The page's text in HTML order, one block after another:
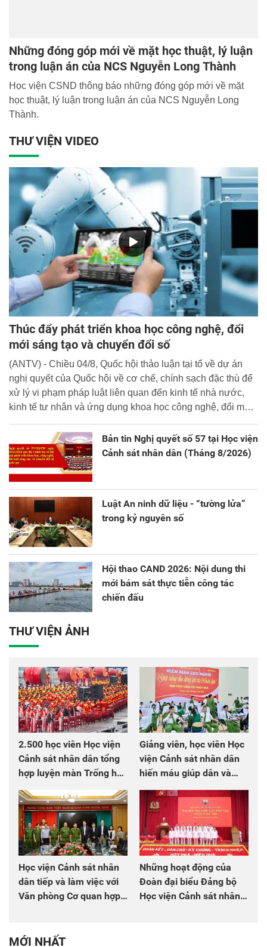
Những đóng góp mới về mặt học thuật, lý luận
trong luận án của NCS Nguyễn Long Thành
Học viện CSND thông báo những đóng góp mới về mặt
học thuật, lý luận trong luận án của NCS Nguyễn Long
Thành.
THƯ VIỆN VIDEO
Thúc đẩy phát triển khoa học công nghệ, đổi
mới sáng tạo và chuyển đổi số
(ANTV) - Chiều 04/8, Quốc hội thảo luận tại tổ về dự án
nghị quyết của Quốc hội về cơ chế, chính sạch đặc thù để
xử lý vi phạm pháp luật liên quan đến kinh tế nhà nước,
kinh tế tư nhân và ứng dụng khoa học công nghệ, đổi mới
sáng tạo và chuyển đổi số.
Bản tin Nghị quyết số 57 tại Học viện
Cảnh sát nhân dân (Tháng 8/2026)
Luật An ninh dữ liệu - “tường lửa”
trong kỷ nguyên số
Hội thao CAND 2026: Nội dung thi
mới bám sát thực tiễn công tác
chiến đấu
THƯ VIỆN ẢNH
2.500 học viên Học viện
Cảnh sát nhân dân tổng
hợp luyện màn Trống hội
chào mừng Đại hội Đảng
Giảng viên, học viên Học
viện Cảnh sát nhân dân
hiến máu giúp dân và
đồng đội
Học viện Cảnh sát nhân
dân tiếp và làm việc với
Văn phòng Cơ quan hợp
Những hoạt động của
Đoàn đại biểu Đảng bộ
Học viện Cảnh sát nhân
MỚI NHẤT